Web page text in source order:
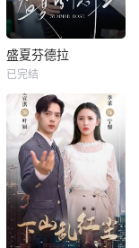
盛夏芬德拉
已完结